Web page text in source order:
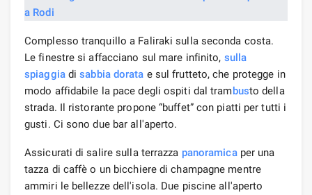
Complesso tranquillo a Faliraki sulla seconda costa.
Le finestre si affacciano sul mare infinito, sulla
spiaggiadisabbia dorata e sul frutteto, che protegge in
modo affidabile la pace degli ospiti dal trambusto della
strada. Il ristorante propone “buffet” con piatti per tutti i
gusti. Ci sono due bar all'aperto.
Assicurati di salire sulla terrazza panoramicaper una
tazza di caffè o un bicchiere di champagne mentre
ammiri le bellezze dell'isola. Due piscine all'aperto